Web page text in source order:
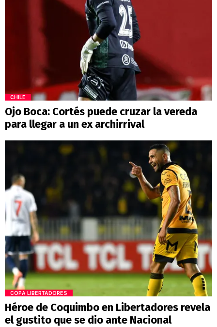
CHILE
Ojo Boca: Cortés puede cruzar la vereda
para llegar a un ex archirrival
COPA LIBERTADORES
Héroe de Coquimbo en Libertadores revela
el gustito que se dio ante Nacional